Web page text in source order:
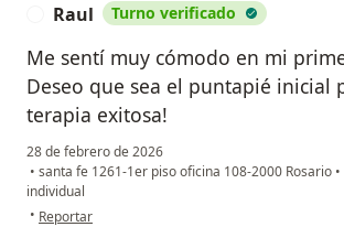
Raul Turno verificado
Me sentí muy cómodo en mi
Deseo que sea el puntapié inicial
terapia exitosa!
28 de febrero de 2026
• santa fe 1261-1er piso oficina 108-2000 Rosario •
individual
• en opinión del usuario Raul
Reportar